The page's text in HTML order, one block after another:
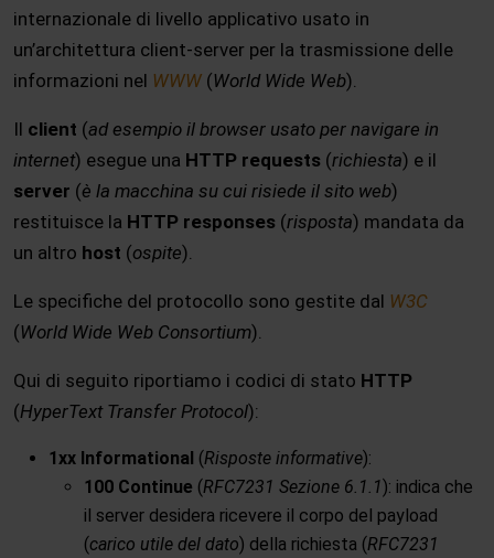
internazionale di livello applicativo usato in
un’architettura client-server per la trasmissione delle
informazioni nel WWW (World Wide Web).
Il client (ad esempio il browser usato per navigare in
internet) esegue una HTTP requests (richiesta) e il
server (è la macchina su cui risiede il sito web)
restituisce la HTTP responses (risposta) mandata da
un altro host (ospite).
Le specifiche del protocollo sono gestite dal W3C
(World Wide Web Consortium).
Qui di seguito riportiamo i codici di stato HTTP
(HyperText Transfer Protocol):
1xx Informational (Risposte informative):
100 Continue (RFC7231 Sezione 6.1.1): indica che
il server desidera ricevere il corpo del payload
(carico utile del dato) della richiesta (RFC7231